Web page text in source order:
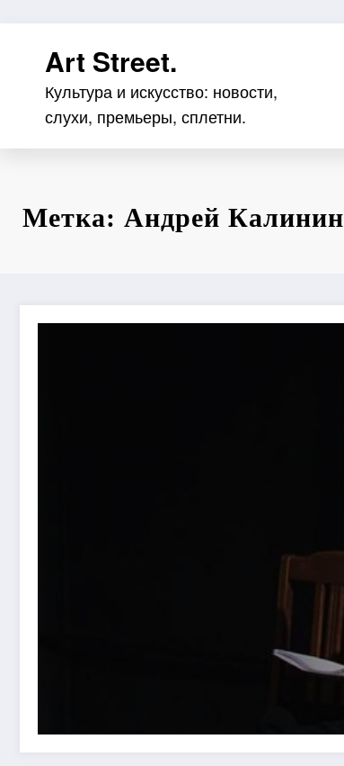
содержимомуArt Street.
Культура и искусство: новости,
слухи, премьеры, сплетни.
Метка: Андрей Калинин